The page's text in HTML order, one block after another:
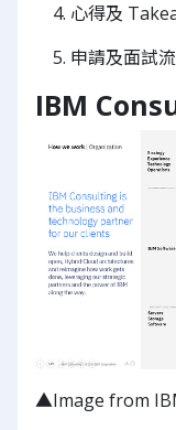
心得及
申請及面試
IBM
▲Image from